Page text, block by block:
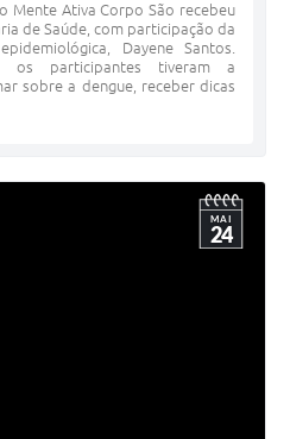
Mente Ativa Corpo São recebeu
de Saúde, com participação da
Dayene Santos.
os participantes tiveram a
sobre a dengue, receber dicas
MAI
24